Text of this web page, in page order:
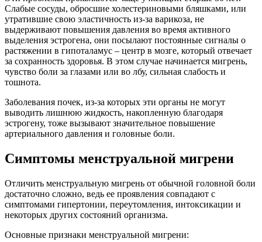
Слабые сосуды, обросшие холестериновыми бляшками, или
утратившие свою эластичность из-за варикоза, не
выдерживают повышения давления во время активного
выделения эстрогена, они посылают постоянные сигналы о
растяжении в гипоталамус – центр в мозге, который отвечает
за сохранность здоровья. В этом случае начинается мигрень,
чувство боли за глазами или во лбу, сильная слабость и
тошнота.
Заболевания почек, из-за которых эти органы не могут
выводить лишнюю жидкость, накопленную благодаря
эстрогену, тоже вызывают значительное повышение
артериального давления и головные боли.
Симптомы менструальной мигрени
Отличить менструальную мигрень от обычной головной боли
достаточно сложно, ведь ее проявления совпадают с
симптомами гипертонии, переутомления, интоксикации и
некоторых других состояний организма.
Основные признаки менструальной мигрени: